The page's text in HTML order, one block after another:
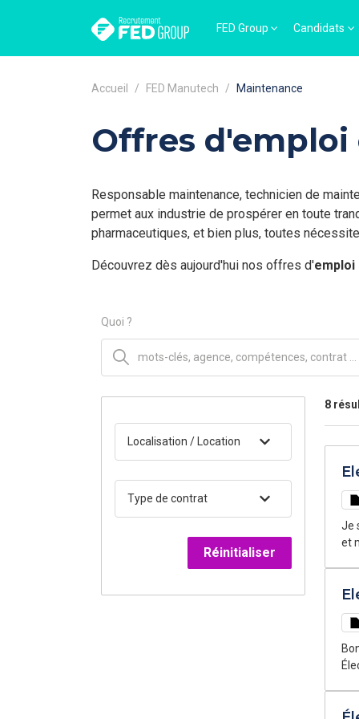
FED Group Candidats
Accueil FED Manutech Maintenance
Offres
Responsable maintenance, technicien de
permet aux industrie de prospérer en toute
pharmaceutiques, et bien plus, toutes
Découvrez dès aujourd'hui nos offres d'emploi
Quoi ?
Localisation / Location
Type de contrat
Réinitialiser
8
Je
et